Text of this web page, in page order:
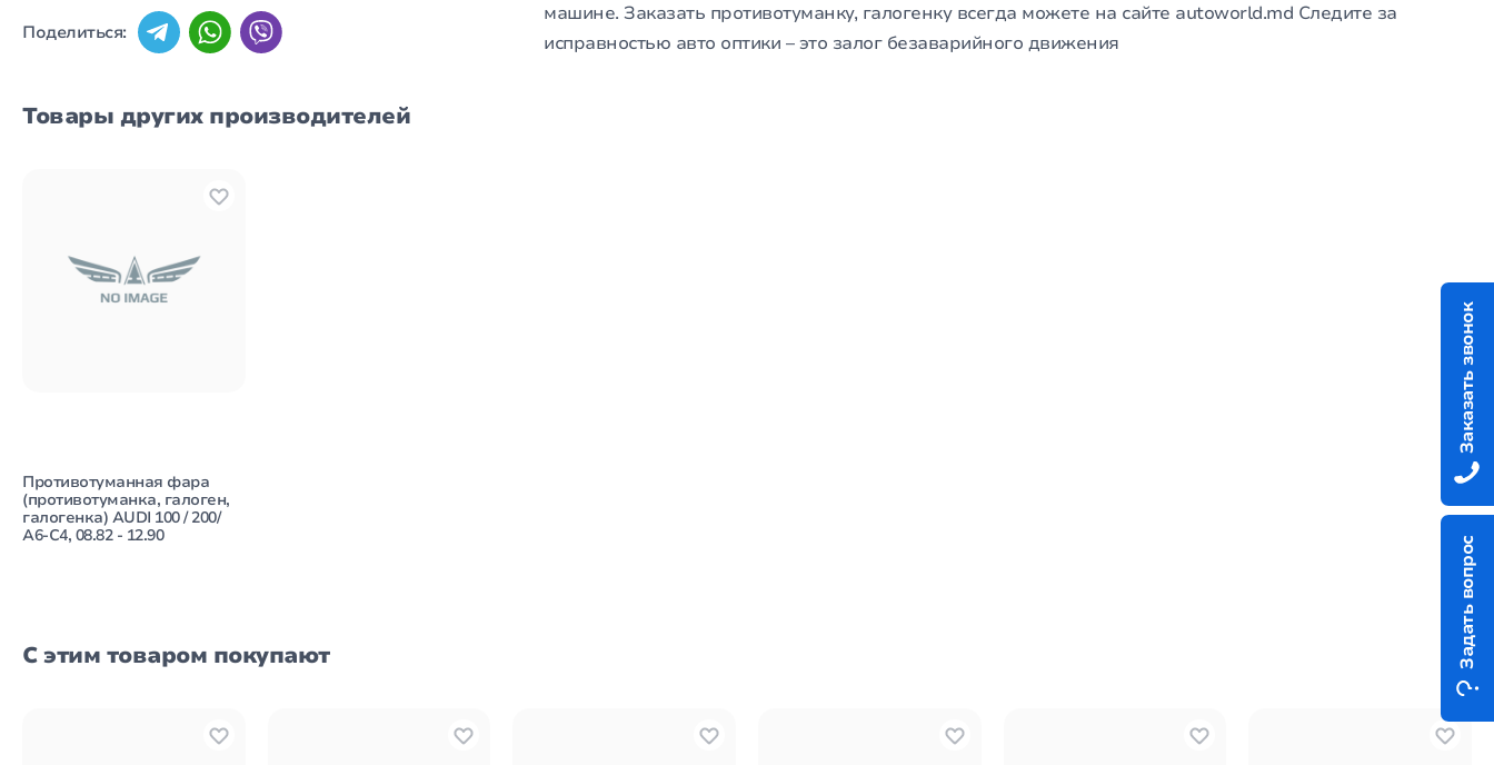
Поделиться:
машине. Заказать противотуманку, галогенку всегда можете на сайте autoworld.md Следите за
исправностью авто оптики – это залог безаварийного движения
Товары других производителей
Противотуманная фара
(противотуманка, галоген,
галогенка) AUDI 100 / 200/
A6-C4, 08.82 - 12.90
С этим товаром покупают Задать вопрос
Заказать звонок